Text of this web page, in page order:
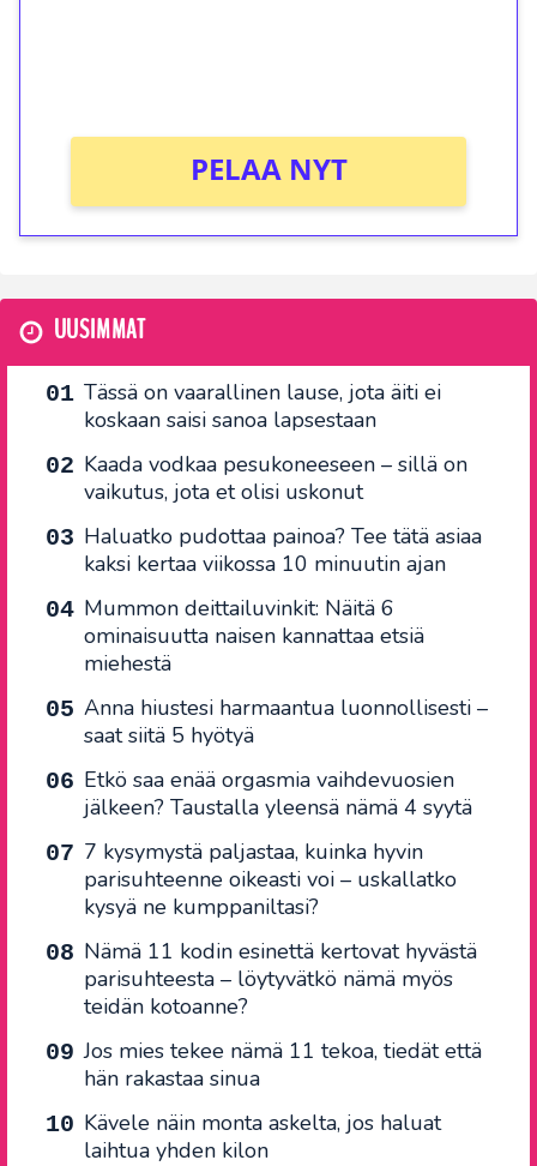
PELAA NYT
UUSIMMAT
Tässä on vaarallinen lause, jota äiti ei
koskaan saisi sanoa lapsestaan
Kaada vodkaa pesukoneeseen – sillä on
vaikutus, jota et olisi uskonut
Haluatko pudottaa painoa? Tee tätä asiaa
kaksi kertaa viikossa 10 minuutin ajan
Mummon deittailuvinkit: Näitä 6
ominaisuutta naisen kannattaa etsiä
miehestä
Anna hiustesi harmaantua luonnollisesti –
saat siitä 5 hyötyä
Etkö saa enää orgasmia vaihdevuosien
jälkeen? Taustalla yleensä nämä 4 syytä
7 kysymystä paljastaa, kuinka hyvin
parisuhteenne oikeasti voi – uskallatko
kysyä ne kumppaniltasi?
Nämä 11 kodin esinettä kertovat hyvästä
parisuhteesta – löytyvätkö nämä myös
teidän kotoanne?
Jos mies tekee nämä 11 tekoa, tiedät että
hän rakastaa sinua
Kävele näin monta askelta, jos haluat
laihtua yhden kilon